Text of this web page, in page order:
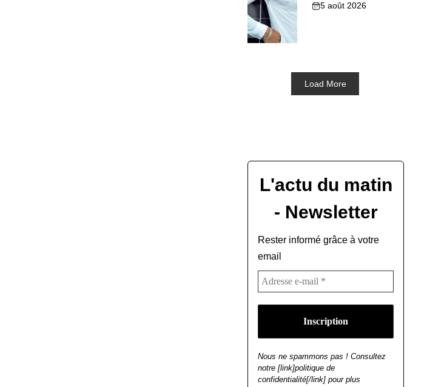
5 août 2026
Load More
L'actu du matin
- Newsletter
Rester informé grâce à votre
email
Nous ne spammons pas ! Consultez
notre [link]politique de
confidentialité[/link] pour plus